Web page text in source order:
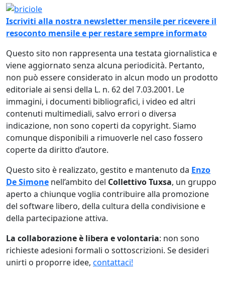
Immagine
Iscriviti alla nostra newsletter mensile per ricevere il
resoconto mensile e per restare sempre informato
Questo sito non rappresenta una testata giornalistica e
viene aggiornato senza alcuna periodicità. Pertanto,
non può essere considerato in alcun modo un prodotto
editoriale ai sensi della L. n. 62 del 7.03.2001. Le
immagini, i documenti bibliografici, i video ed altri
contenuti multimediali, salvo errori o diversa
indicazione, non sono coperti da copyright. Siamo
comunque disponibili a rimuoverle nel caso fossero
coperte da diritto d’autore.
Questo sito è realizzato, gestito e mantenuto da Enzo
De Simone nell’ambito del Collettivo Tuxsa, un gruppo
aperto a chiunque voglia contribuire alla promozione
del software libero, della cultura della condivisione e
della partecipazione attiva.
La collaborazione è libera e volontaria: non sono
richieste adesioni formali o sottoscrizioni. Se desideri
unirti o proporre idee, contattaci!